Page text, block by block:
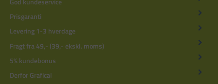
Prisgaranti
Levering 1-3 hverdage
Fragt fra 49,- (39,- ekskl. moms)
5% kundebonus
Derfor Grafical